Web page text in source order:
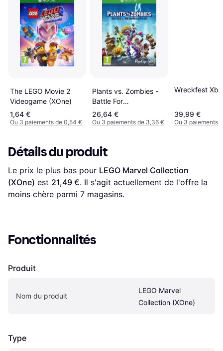
The LEGO Movie 2
Videogame (XOne)
1,64 €
Ou 3 paiements de 0,54 €
Plants vs. Zombies -
Battle For
Neighborville Xbox
One
26,64 €
Ou 3 paiements de 3,36 €
Wreckfest
39,99 €
Ou 3 paiements
Détails du produit
Le prix le plus bas pour LEGO Marvel Collection
(XOne) est 21,49 €. Il s'agit actuellement de l'offre la
moins chère parmi 7 magasins.
Fonctionnalités
Produit
Nom du produit
LEGO Marvel
Collection (XOne)
Type